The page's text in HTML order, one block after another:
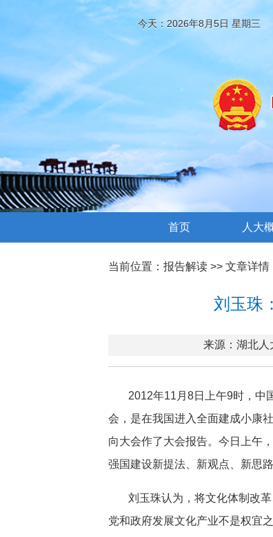
今天：2026年8月5日 星期三
首页 人大
当前位置： 报告解读 >> 文章详情
刘玉珠
来源：湖北人
2012年11月8日上午9时，中
会，是在我国进入全面建成小康
向大会作了大会报告。今日上午
强国建设新提法、新观点、新思
刘玉珠认为，将文化体制改
党和政府发展文化产业不是权宜